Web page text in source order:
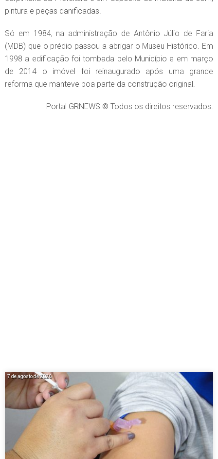
pintura e peças danificadas.
Só em 1984, na administração de Antônio Júlio de Faria
(MDB) que o prédio passou a abrigar o Museu Histórico. Em
1998 a edificação foi tombada pelo Município e em março
de 2014 o imóvel foi reinaugurado após uma grande
reforma que manteve boa parte da construção original.
Portal GRNEWS © Todos os direitos reservados.
7 de agosto de 2026